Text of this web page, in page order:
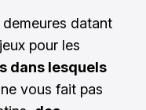
datant
pour les
dans lesquels
vous fait pas